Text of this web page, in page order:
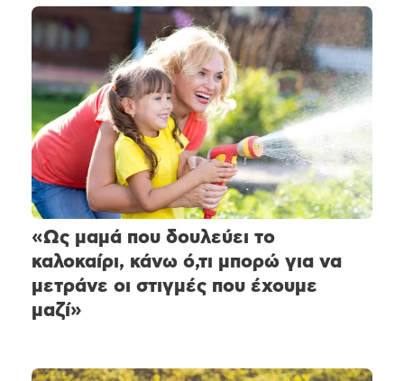
«Ως μαμά που δουλεύει το
καλοκαίρι, κάνω ό,τι μπορώ για να
μετράνε οι στιγμές που έχουμε
μαζί»